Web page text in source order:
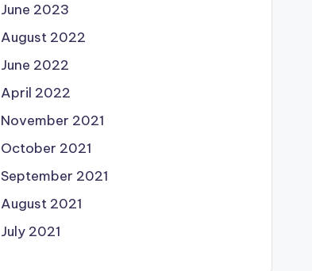
June 2023
August 2022
June 2022
April 2022
November 2021
October 2021
September 2021
August 2021
July 2021